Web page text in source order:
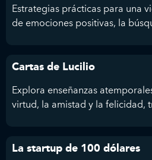
Estrategias prácticas para una
de emociones positivas, la
Cartas de Lucilio
Explora enseñanzas
virtud, la amistad y la felicidad,
La startup de 100 dólares